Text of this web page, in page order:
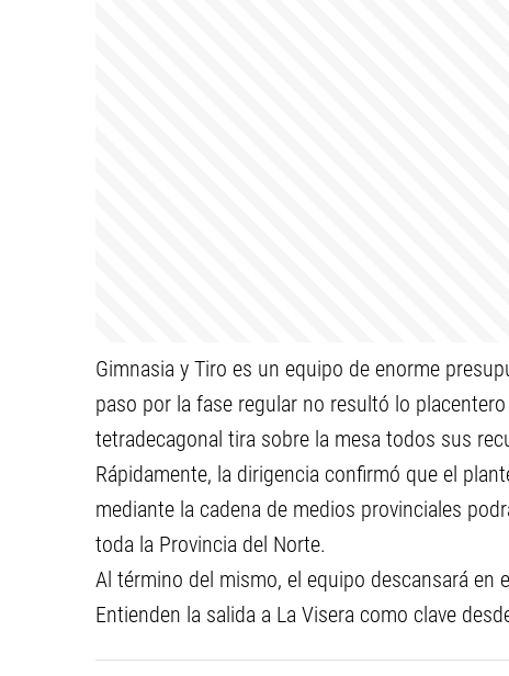
Gimnasia y Tiro es un equipo de enorme
paso por la fase regular no resultó lo
tetradecagonal tira sobre la mesa todos sus
Rápidamente, la dirigencia confirmó que el
mediante la cadena de medios provinciales
toda la Provincia del Norte.
Al término del mismo, el equipo descansará en
Entienden la salida a La Visera como clave